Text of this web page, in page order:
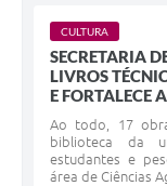
CULTURA
SECRETARIA
LIVROS
E FORTALECE
Ao todo, 17
biblioteca da
estudantes e
área de Ciências